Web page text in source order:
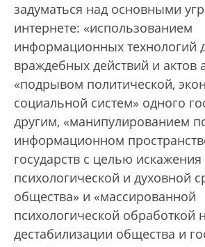
задуматься над основными
интернете: «использованием
информационных технологий
враждебных действий и актов
«подрывом политической,
социальной систем» одного
другим, «манипулированием
информационном
государств с целью искажения
психологической и духовной
общества» и «массированной
психологической обработкой
дестабилизации общества и